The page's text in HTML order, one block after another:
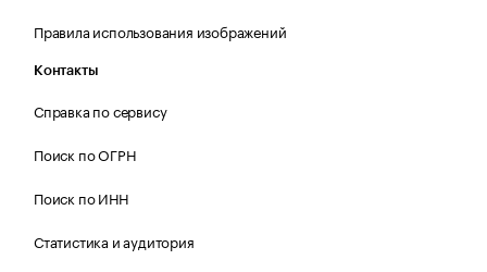
Правила использования изображений
Контакты
Справка по сервису
Поиск по ОГРН
Поиск по ИНН
Статистика и аудитория